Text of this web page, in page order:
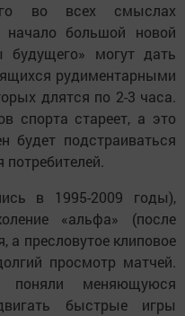
во всех смыслах
начало большой новой
будущего» могут дать
рудиментарными
длятся по 2-3 часа.
спорта стареет, а это
будет подстраиваться
в 1995-2009 годы),
«альфа» (после
а пресловутое клиповое
просмотр матчей.
меняющуюся
быстрые игры